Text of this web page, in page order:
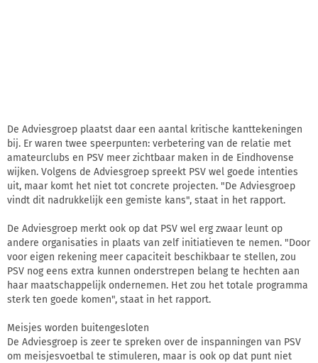
De Adviesgroep plaatst daar een aantal kritische kanttekeningen
bij. Er waren twee speerpunten: verbetering van de relatie met
amateurclubs en PSV meer zichtbaar maken in de Eindhovense
wijken. Volgens de Adviesgroep spreekt PSV wel goede intenties
uit, maar komt het niet tot concrete projecten. "De Adviesgroep
vindt dit nadrukkelijk een gemiste kans", staat in het rapport.
De Adviesgroep merkt ook op dat PSV wel erg zwaar leunt op
andere organisaties in plaats van zelf initiatieven te nemen. "Door
voor eigen rekening meer capaciteit beschikbaar te stellen, zou
PSV nog eens extra kunnen onderstrepen belang te hechten aan
haar maatschappelijk ondernemen. Het zou het totale programma
sterk ten goede komen", staat in het rapport.
Meisjes worden buitengesloten
De Adviesgroep is zeer te spreken over de inspanningen van PSV
om meisjesvoetbal te stimuleren, maar is ook op dat punt niet